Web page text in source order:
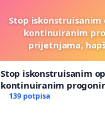
Stop iskonstruisanim
kontinuiranim
prijetnjama,
Stop iskonstruisanim
kontinuiranim
prijetnjama, hapšenjima
139 potpisa